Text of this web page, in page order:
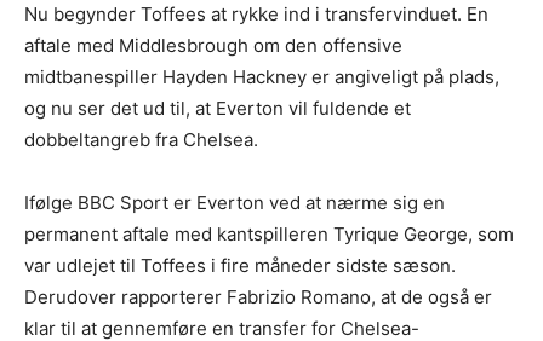
Nu begynder Toffees at rykke ind i transfervinduet. En
aftale med Middlesbrough om den offensive
midtbanespiller Hayden Hackney er angiveligt på plads,
og nu ser det ud til, at Everton vil fuldende et
dobbeltangreb fra Chelsea.
Ifølge BBC Sport er Everton ved at nærme sig en
permanent aftale med kantspilleren Tyrique George, som
var udlejet til Toffees i fire måneder sidste sæson.
Derudover rapporterer Fabrizio Romano, at de også er
klar til at gennemføre en transfer for Chelsea-